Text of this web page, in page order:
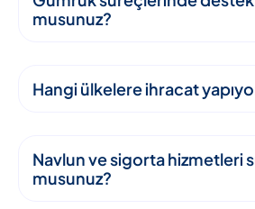
musunuz?
Hangi ülkelere ihracat
Navlun ve sigorta hizmetleri
musunuz?